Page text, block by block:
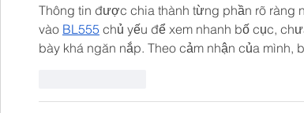
Thông tin được chia thành từng phần rõ ràng
vào BL555 chủ yếu để xem nhanh bố cục,
bày khá ngăn nắp. Theo cảm nhận của mình,